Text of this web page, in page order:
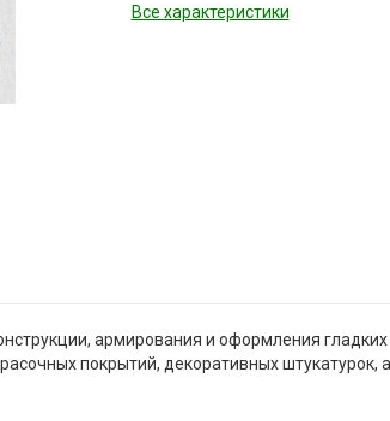
Все характеристики
армирования и оформления
покрытий, декоративных